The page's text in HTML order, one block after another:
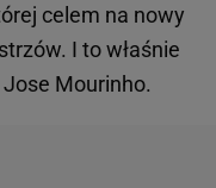
celem na nowy
I to właśnie
Mourinho.